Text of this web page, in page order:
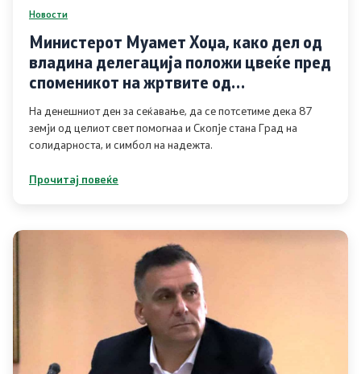
Проекти
Услуги
EXIM
Просторно планирање
Природа
Новости
Министерот Муамет Хоџа, како дел од
владина делегација положи цвеќе пред
споменикот на жртвите од
катастрофалниот земјотрес
На денешниот ден за сеќавање, да се потсетиме дека 87
земји од целиот свет помогнаа и Скопје стана Град на
солидарноста, и симбол на надежта.
Прочитај повеќе